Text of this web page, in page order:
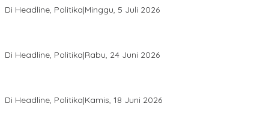
Di Headline, Politika|Minggu, 5 Juli 2026
Di Headline, Politika|Rabu, 24 Juni 2026
Di Headline, Politika|Kamis, 18 Juni 2026